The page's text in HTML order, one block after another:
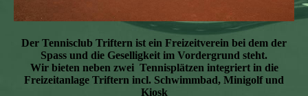
Der Tennisclub Triftern ist ein Freizeitverein bei dem der
Spass und die Geselligkeit im Vordergrund steht.
Wir bieten neben zwei Tennisplätzen integriert in die
Freizeitanlage Triftern incl. Schwimmbad, Minigolf und
Kiosk